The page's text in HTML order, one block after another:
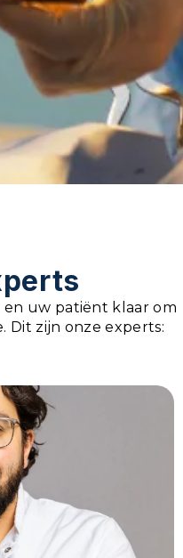
en uw patiënt klaar om
Dit zijn onze experts: